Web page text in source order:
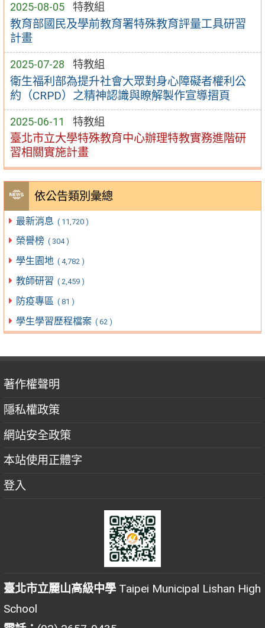
2025-08-05 特教組
教育部國民及學前教育署特殊教育評量工具研習
計畫
2025-07-28 特教組
衛生福利部為提升社會大眾對身心障礙者權利公
約（CRPD）之精神認識與瞭解製作宣導摺頁
2025-06-11 特教組
臺北市立大學特殊教育中心辦理特教實務進階研
習相關實施計畫
依公告類別彙總
最新消息 ( 11,720 )
榮譽榜 ( 304 )
學生園地 ( 4,782 )
教師研習 ( 2,459 )
防疫專區 ( 81 )
學生學習歷程檔案 ( 62 )
著作權聲明
隱私權政策
網站安全政策
本站使用正體字
登入
臺北市立麗山高級中學 Taipei Municipal Lishan High
School